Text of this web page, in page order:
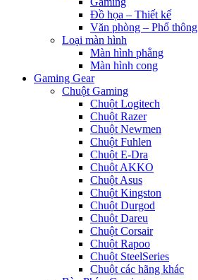
Đồ họa – Thiết kế
Văn phòng – Phổ thông
Loại màn hình
Màn hình phẳng
Màn hình cong
Gaming Gear
Chuột Gaming
Chuột Logitech
Chuột Razer
Chuột Newmen
Chuột Fuhlen
Chuột E-Dra
Chuột AKKO
Chuột Asus
Chuột Kingston
Chuột Durgod
Chuột Dareu
Chuột Corsair
Chuột Rapoo
Chuột SteelSeries
Chuột các hãng khác